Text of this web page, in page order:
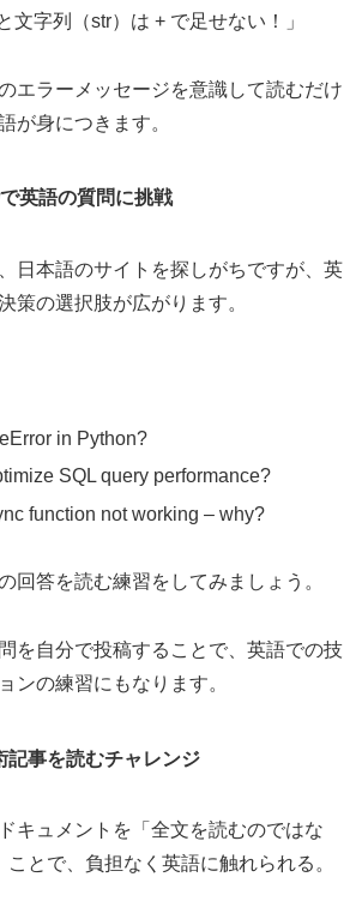
文字列（str）は + で足せない！」
エラーメッセージを意識して読むだけ
が身につきます。
英語の質問に挑戦
日本語のサイトを探しがちですが、英
策の選択肢が広がります。
in Python?
SQL query performance?
function not working – why?
回答を読む練習をしてみましょう。
を自分で投稿することで、英語での技
ンの練習にもなります。
記事を読むチャレンジ
キュメントを「全文を読むのではな
ことで、負担なく英語に触れられる。